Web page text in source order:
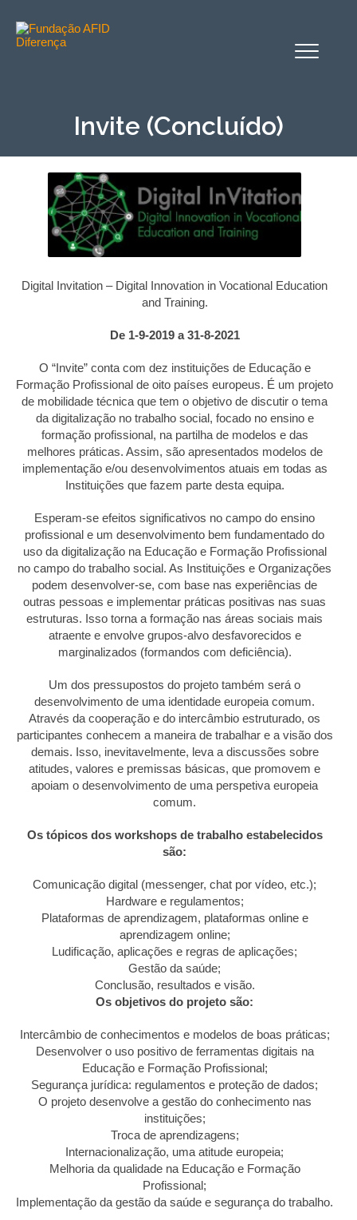
Alternar
Invite (Concluído)
Digital Invitation – Digital Innovation in Vocational Education
and Training.
De 1-9-2019 a 31-8-2021
O “Invite” conta com dez instituições de Educação e
Formação Profissional de oito países europeus. É um projeto
de mobilidade técnica que tem o objetivo de discutir o tema
da digitalização no trabalho social, focado no ensino e
formação profissional, na partilha de modelos e das
melhores práticas. Assim, são apresentados modelos de
implementação e/ou desenvolvimentos atuais em todas as
Instituições que fazem parte desta equipa.
Esperam-se efeitos significativos no campo do ensino
profissional e um desenvolvimento bem fundamentado do
uso da digitalização na Educação e Formação Profissional
no campo do trabalho social. As Instituições e Organizações
podem desenvolver-se, com base nas experiências de
outras pessoas e implementar práticas positivas nas suas
estruturas. Isso torna a formação nas áreas sociais mais
atraente e envolve grupos-alvo desfavorecidos e
marginalizados (formandos com deficiência).
Um dos pressupostos do projeto também será o
desenvolvimento de uma identidade europeia comum.
Através da cooperação e do intercâmbio estruturado, os
participantes conhecem a maneira de trabalhar e a visão dos
demais. Isso, inevitavelmente, leva a discussões sobre
atitudes, valores e premissas básicas, que promovem e
apoiam o desenvolvimento de uma perspetiva europeia
comum.
Os tópicos dos workshops de trabalho estabelecidos
são:
Comunicação digital (messenger, chat por vídeo, etc.);
Hardware e regulamentos;
Plataformas de aprendizagem, plataformas online e
aprendizagem online;
Ludificação, aplicações e regras de aplicações;
Gestão da saúde;
Conclusão, resultados e visão.
Os objetivos do projeto são:
Intercâmbio de conhecimentos e modelos de boas práticas;
Desenvolver o uso positivo de ferramentas digitais na
Educação e Formação Profissional;
Segurança jurídica: regulamentos e proteção de dados;
O projeto desenvolve a gestão do conhecimento nas
instituições;
Troca de aprendizagens;
Internacionalização, uma atitude europeia;
Melhoria da qualidade na Educação e Formação
Profissional;
Implementação da gestão da saúde e segurança do trabalho.